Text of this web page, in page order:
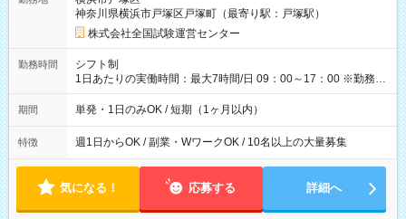
例】 ・河合塾模擬試験 8:30～17:30（休憩1時間） 時給1,300円
×8時間＝日収10,400円＋交通費 ※当日の役割により時給＋100
円の場合あり ・国家試験 7:00～13:30（休憩なし） 時給1,300
円（役割手当＋100円）×6時間＝日収8,400円＋交通費 【試用期
間】試用期間なし
神奈川県横浜市戸塚区戸塚町（最寄り駅：戸塚駅）
株式会社全国試験運営センター
勤務時間
シフト制
1日あたりの実働時間：最大7時間/日 09：00～17：00 ※勤務時
間は 試験により異なります。
期間 単発・1日のみOK / 短期（1ヶ月以内）
特徴 週1日からOK / 副業・WワークOK / 10名以上の大量募集
気になる！ 応募する 詳細へ